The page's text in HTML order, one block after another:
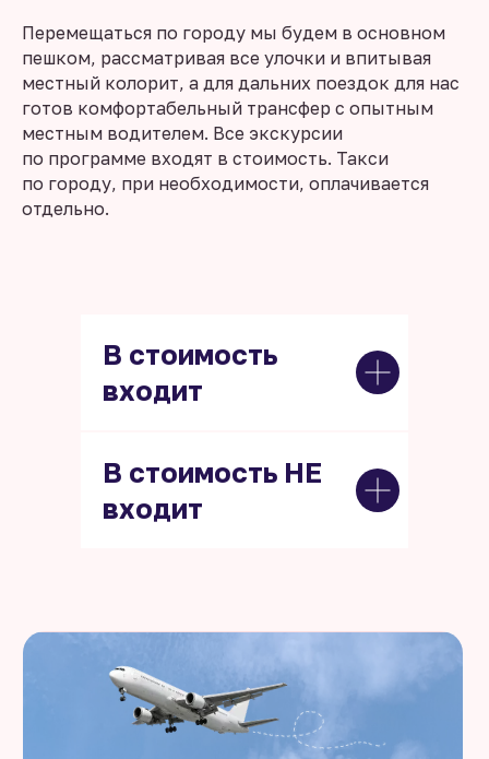
Перемещаться по городу мы будем в основном
пешком, рассматривая все улочки и впитывая
местный колорит, а для дальних поездок для нас
готов комфортабельный трансфер с опытным
местным водителем. Все экскурсии
по программе входят в стоимость. Такси
по городу, при необходимости, оплачивается
отдельно.
В стоимость
входит
В стоимость НЕ
входит